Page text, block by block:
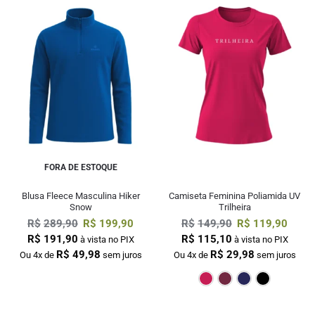
FORA DE ESTOQUE
Blusa Fleece Masculina Hiker
Snow
R$ 289,90 R$ 199,90
R$ 191,90 à vista no PIX
Ou 4x de R$ 49,98 sem juros
Camiseta Feminina Poliamida UV
Trilheira
R$ 149,90 R$ 119,90
R$ 115,10 à vista no PIX
Ou 4x de R$ 29,98 sem juros
Pink